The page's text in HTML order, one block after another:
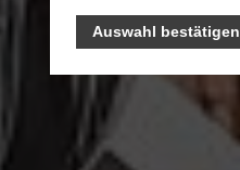
Auswahl bestätigen